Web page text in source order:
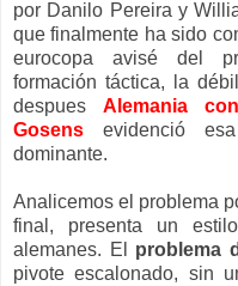
por Danilo Pereira y
que finalmente ha sido
eurocopa avisé del
formación táctica, la
despues Alemania
Gosens evidenció
dominante.
Analicemos el problema
final, presenta un
alemanes. El problema
pivote escalonado, sin